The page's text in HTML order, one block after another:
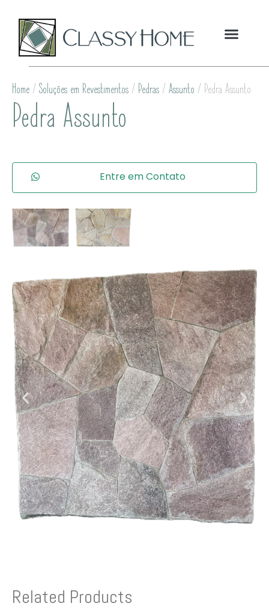
Home / Soluções em Revestimentos / Pedras / Assunto / Pedra Assunto
Pedra Assunto
Entre em Contato
Related Products